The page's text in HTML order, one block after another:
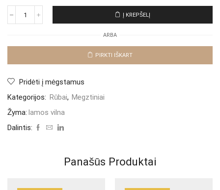
produkto
megztinis
Į KREPŠELĮ
ARBA
PIRKTI IŠKART
Pridėti į mėgstamus
Kategorijos: Rūbai, Megztiniai
Žyma: lamos vilna
Dalintis:
Panašūs Produktai